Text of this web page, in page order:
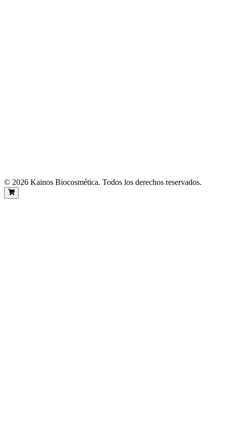
© 2026 Kainos Biocosmética. Todos los derechos reservados.